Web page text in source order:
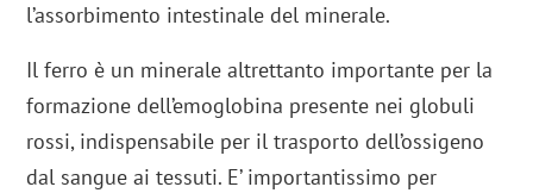
l’assorbimento intestinale del minerale.
Il ferro è un minerale altrettanto importante per la
formazione dell’emoglobina presente nei globuli
rossi, indispensabile per il trasporto dell’ossigeno
dal sangue ai tessuti. E’ importantissimo per